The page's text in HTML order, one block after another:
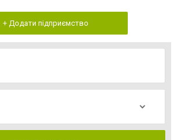
+ Додати підприємство